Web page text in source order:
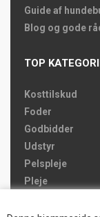
Guide af
Blog og gode
TOP
Kosttilskud
Foder
Godbidder
Udstyr
Pelspleje
Pleje